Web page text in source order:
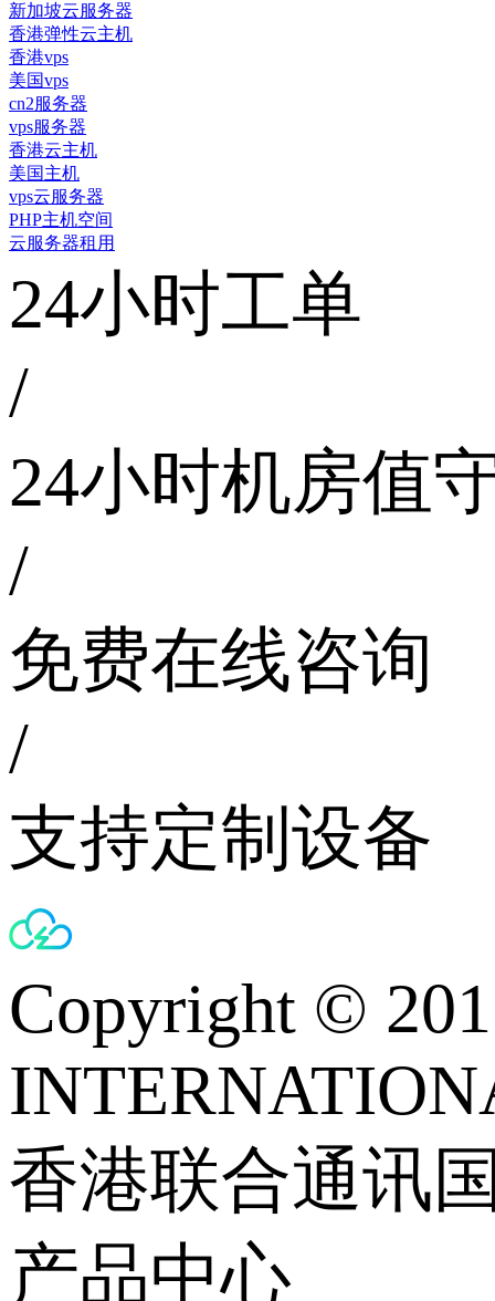
新加坡云服务器
香港弹性云主机
香港vps
美国vps
cn2服务器
vps服务器
香港云主机
美国主机
vps云服务器
PHP主机空间
云服务器租用
24小时工单
/
24小时机房值
/
免费在线咨询
/
支持定制设备
Copyright ©
香港联合通讯
产品中心